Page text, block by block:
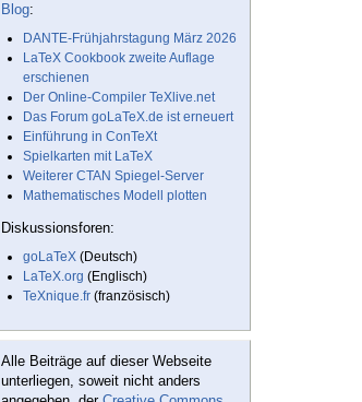
Blog:
DANTE-Frühjahrstagung März 2026
LaTeX Cookbook zweite Auflage
erschienen
Der Online-Compiler TeXlive.net
Das Forum goLaTeX.de ist erneuert
Einführung in ConTeXt
Spielkarten mit LaTeX
Weiterer CTAN Spiegel-Server
Mathematisches Modell plotten
Diskussionsforen:
goLaTeX (Deutsch)
LaTeX.org (Englisch)
TeXnique.fr (französisch)
Alle Beiträge auf dieser Webseite
unterliegen, soweit nicht anders